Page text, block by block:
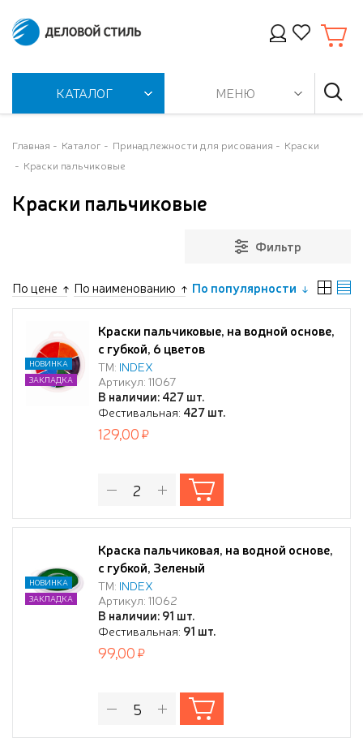
КАТАЛОГ МЕНЮ
Главная Каталог Принадлежности для рисования
Краски
Краски пальчиковые
Краски пальчиковые
Фильтр
По цене По наименованию По популярности
Краски пальчиковые, на водной основе,
с губкой, 6 цветов
ТМ: INDEX
Артикул: 11067
В наличии: 427 шт.
Фестивальная: 427 шт.
НОВИНКА
ЗАКЛАДКА
129,00
Краска пальчиковая, на водной основе,
с губкой, Зеленый
ТМ: INDEX
Артикул: 11062
В наличии: 91 шт.
Фестивальная: 91 шт.
НОВИНКА
ЗАКЛАДКА
99,00